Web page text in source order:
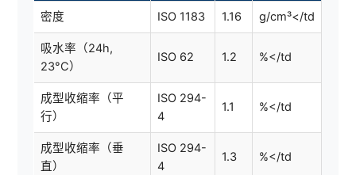
密度 ISO 1183 1.16 g/cm³</td
吸水率（24h,
23°C）
ISO 62 1.2 %</td
成型收缩率（平
行）
ISO 294-
4
1.1 %</td
成型收缩率（垂
直）
ISO 294-
4
1.3 %</td